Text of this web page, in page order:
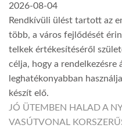
2026-08-04
Rendkívüli ülést tartott az
több, a város fejlődését
telkek értékesítéséről
célja, hogy a
leghatékonyabban
készít elő.
JÓ ÜTEMBEN HALAD A
VASÚTVONAL